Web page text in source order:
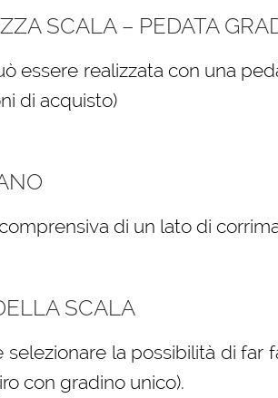
SCALA – PEDATA
essere realizzata con una
di acquisto)
di un lato di
SCALA
selezionare la possibilità di
con gradino unico).